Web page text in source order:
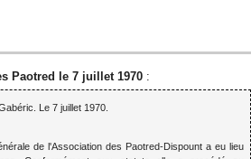
Paotred le 7 juillet 1970 :
Le 7 juillet 1970.
de l'Association des Paotred-Dispount a eu lieu